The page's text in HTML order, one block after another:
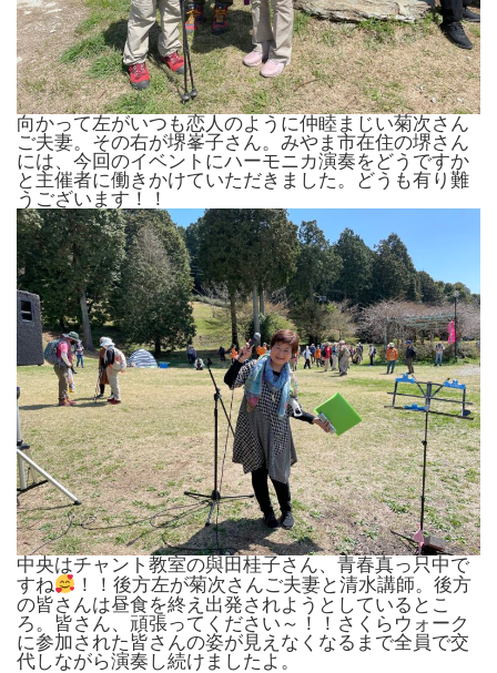
向かって左がいつも恋人のように仲睦まじい菊次さん
ご夫妻。その右が堺峯子さん。みやま市在住の堺さん
には、今回のイベントにハーモニカ演奏をどうですか
と主催者に働きかけていただきました。どうも有り難
うございます！！
中央はチャント教室の與田桂子さん、青春真っ只中で
すね
！！後方左が菊次さんご夫妻と清水講師。後方
の皆さんは昼食を終え出発されようとしているとこ
ろ。皆さん、頑張ってください～！！さくらウォーク
に参加された皆さんの姿が見えなくなるまで全員で交
代しながら演奏し続けましたよ。